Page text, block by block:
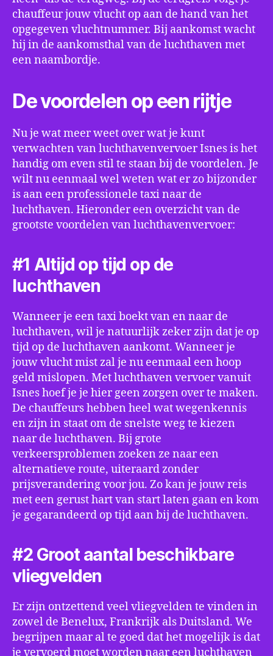
chauffeur jouw vlucht op aan de hand van het
opgegeven vluchtnummer. Bij aankomst wacht
hij in de aankomsthal van de luchthaven met
een naambordje.
De voordelen op een rijtje
Nu je wat meer weet over wat je kunt
verwachten van luchthavenvervoer Isnes is het
handig om even stil te staan bij de voordelen. Je
wilt nu eenmaal wel weten wat er zo bijzonder
is aan een professionele taxi naar de
luchthaven. Hieronder een overzicht van de
grootste voordelen van luchthavenvervoer:
#1 Altijd op tijd op de
luchthaven
Wanneer je een taxi boekt van en naar de
luchthaven, wil je natuurlijk zeker zijn dat je op
tijd op de luchthaven aankomt. Wanneer je
jouw vlucht mist zal je nu eenmaal een hoop
geld mislopen. Met luchthaven vervoer vanuit
Isnes hoef je je hier geen zorgen over te maken.
De chauffeurs hebben heel wat wegenkennis
en zijn in staat om de snelste weg te kiezen
naar de luchthaven. Bij grote
verkeersproblemen zoeken ze naar een
alternatieve route, uiteraard zonder
prijsverandering voor jou. Zo kan je jouw reis
met een gerust hart van start laten gaan en kom
je gegarandeerd op tijd aan bij de luchthaven.
#2 Groot aantal beschikbare
vliegvelden
Er zijn ontzettend veel vliegvelden te vinden in
zowel de Benelux, Frankrijk als Duitsland. We
begrijpen maar al te goed dat het mogelijk is dat
je vervoerd moet worden naar een luchthaven